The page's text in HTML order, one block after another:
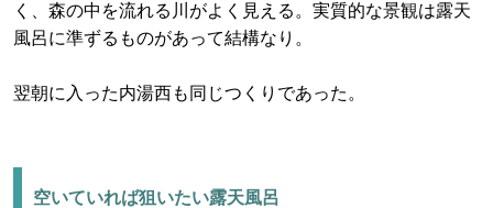
く、森の中を流れる川がよく見える。実質的な景観は露天
風呂に準ずるものがあって結構なり。
翌朝に入った内湯西も同じつくりであった。
空いていれば狙いたい露天風呂